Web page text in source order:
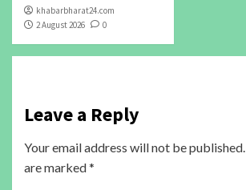
khabarbharat24.com
2 August 2026
0
Leave a Reply
Your email address will not be published.
are marked*